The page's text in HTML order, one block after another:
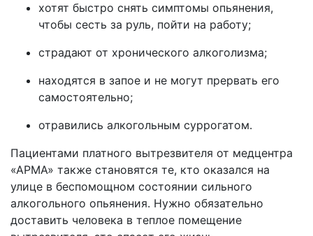
хотят быстро снять симптомы опьянения,
чтобы сесть за руль, пойти на работу;
страдают от хронического алкоголизма;
находятся в запое и не могут прервать его
самостоятельно;
отравились алкогольным суррогатом.
Пациентами платного вытрезвителя от медцентра
«АРМА» также становятся те, кто оказался на
улице в беспомощном состоянии сильного
алкогольного опьянения. Нужно обязательно
доставить человека в теплое помещение